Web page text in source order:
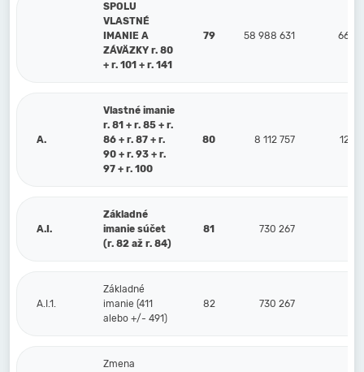
SPOLU
VLASTNÉ
IMANIE A
ZÁVÄZKY r. 80
+ r. 101 + r. 141
79 58 988 631 66
A.
Vlastné imanie
r. 81 + r. 85 + r.
86 + r. 87 + r.
90 + r. 93 + r.
97 + r. 100
80 8 112 757 12
A.I.
Základné
imanie súčet
(r. 82 až r. 84)
81 730 267
A.I.1.
Základné
imanie (411
alebo +/- 491)
82 730 267
Zmena